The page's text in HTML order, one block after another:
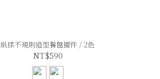
紙揉不規則造型餐盤擺件 / 2色
NT$590